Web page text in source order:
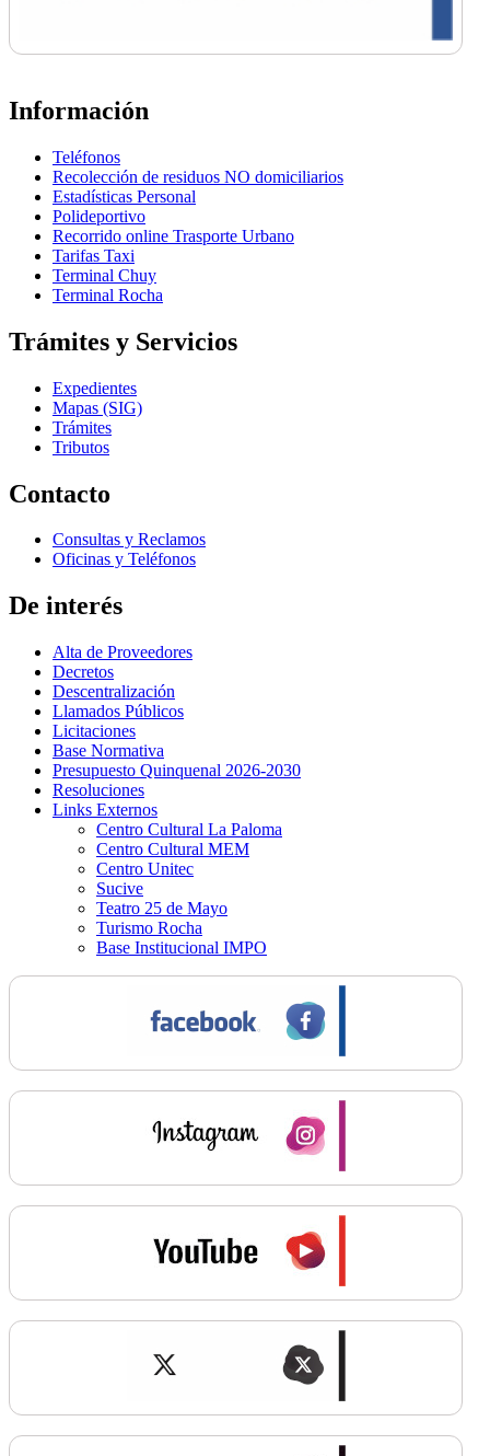
Información
Teléfonos
Recolección de residuos NO domiciliarios
Estadísticas Personal
Polideportivo
Recorrido online Trasporte Urbano
Tarifas Taxi
Terminal Chuy
Terminal Rocha
Trámites y Servicios
Expedientes
Mapas (SIG)
Trámites
Tributos
Contacto
Consultas y Reclamos
Oficinas y Teléfonos
De interés
Alta de Proveedores
Decretos
Descentralización
Llamados Públicos
Licitaciones
Base Normativa
Presupuesto Quinquenal 2026-2030
Resoluciones
Links Externos
Centro Cultural La Paloma
Centro Cultural MEM
Centro Unitec
Sucive
Teatro 25 de Mayo
Turismo Rocha
Base Institucional IMPO